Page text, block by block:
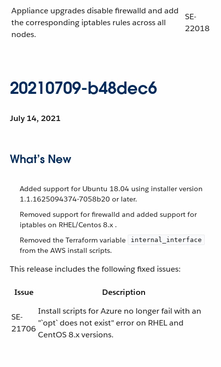
Appliance upgrades disable firewalld and add
the corresponding iptables rules across all
nodes.
SE-
22018
20210709-b48dec6
July 14, 2021
What’s New
Added support for Ubuntu 18.04 using installer version
1.1.1625094374-7058b20 or later.
Removed support for firewalld and added support for
iptables on RHEL/Centos 8.x .
Removed the Terraform variable
internal_interface
from the AWS install scripts.
This release includes the following fixed issues:
Issue Description
SE-
21706
Install scripts for Azure no longer fail with an
"`opt` does not exist" error on RHEL and
CentOS 8.x versions.